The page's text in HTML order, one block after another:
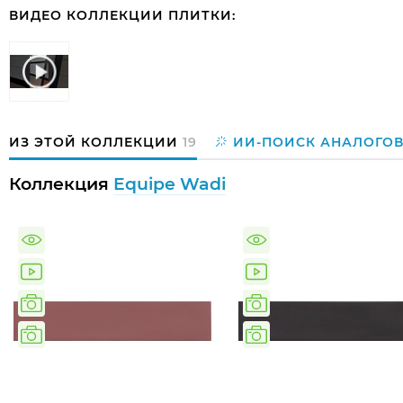
ВИДЕО КОЛЛЕКЦИИ ПЛИТКИ:
ИЗ ЭТОЙ КОЛЛЕКЦИИ 19 ИИ-ПОИСК АНАЛОГОВ
Коллекция Equipe Wadi